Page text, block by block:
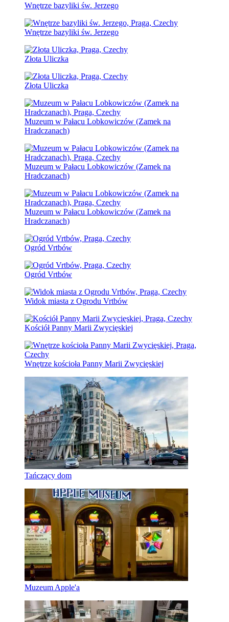
Wnętrze bazyliki św. Jerzego
Wnętrze bazyliki św. Jerzego
Złota Uliczka
Złota Uliczka
Muzeum w Pałacu Lobkowiczów (Zamek na
Hradczanach)
Muzeum w Pałacu Lobkowiczów (Zamek na
Hradczanach)
Muzeum w Pałacu Lobkowiczów (Zamek na
Hradczanach)
Ogród Vrtbów
Ogród Vrtbów
Widok miasta z Ogrodu Vrtbów
Kościół Panny Marii Zwycięskiej
Wnętrze kościoła Panny Marii Zwycięskiej
Tańczący dom
Muzeum Apple'a